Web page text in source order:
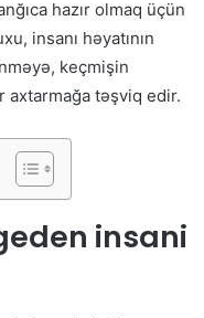
hazır olmaq üçün
insanı həyatının
keçmişin
təşviq edir.
insani